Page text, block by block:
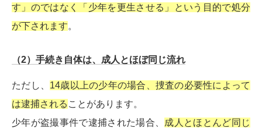
す」のではなく「少年を更生させる」という目的で処分
が下されます。
（2）手続き自体は、成人とほぼ同じ流れ
ただし、 14歳以上の少年の場合、捜査の必要性によって
は逮捕される ことがあります。
少年が盗撮事件で逮捕された場合、 成人とほとんど同じ